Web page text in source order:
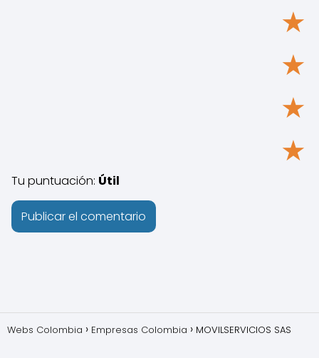
★
★
★
★
Tu puntuación: Útil
Webs Colombia Empresas Colombia MOVILSERVICIOS SAS